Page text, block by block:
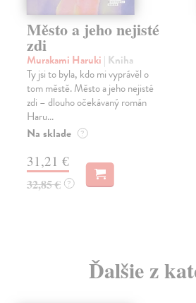
Město a jeho nejisté
zdi
Murakami Haruki | Kniha
Ty jsi to byla, kdo mi vyprávěl o
tom městě. Město a jeho nejisté
zdi – dlouho očekávaný román
Haru...
Na sklade ?
31,21 €
32,85 € ?
Ďalšie z